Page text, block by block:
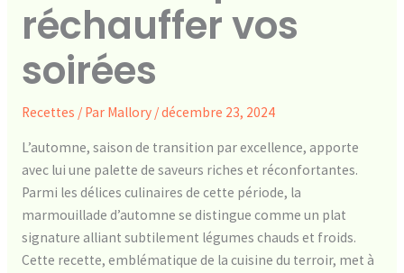
réchauffer vos
soirées
Recettes / Par Mallory /décembre 23, 2024
L’automne, saison de transition par excellence, apporte
avec lui une palette de saveurs riches et réconfortantes.
Parmi les délices culinaires de cette période, la
marmouillade d’automne se distingue comme un plat
signature alliant subtilement légumes chauds et froids.
Cette recette, emblématique de la cuisine du terroir, met à